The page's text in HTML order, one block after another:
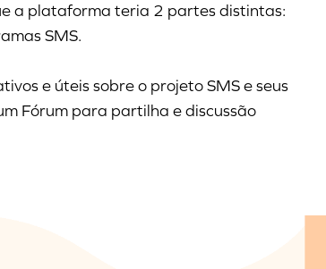
a plataforma teria 2 partes distintas:
SMS.
e úteis sobre o projeto SMS e seus
Fórum para partilha e discussão